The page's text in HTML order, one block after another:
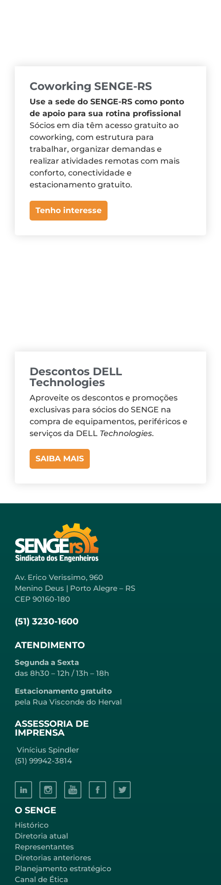
Coworking SENGE-RS
Use a sede do SENGE-RS como ponto
de apoio para sua rotina profissional
Sócios em dia têm acesso gratuito ao
coworking, com estrutura para
trabalhar, organizar demandas e
realizar atividades remotas com mais
conforto, conectividade e
estacionamento gratuito.
Tenho interesse
Descontos DELL
Technologies
Aproveite os descontos e promoções
exclusivas para sócios do SENGE na
compra de equipamentos, periféricos e
serviços da DELL Technologies.
SAIBA MAIS
O SENGE
Histórico
Diretoria atual
Representantes
Diretorias anteriores
Planejamento estratégico
Canal de Ética
Av. Erico Verissimo, 960
Menino Deus | Porto Alegre – RS
CEP 90160-180
(51) 3230-1600
ATENDIMENTO
Segunda a Sexta
das 8h30 – 12h / 13h – 18h
Estacionamento gratuito
pela Rua Visconde do Herval
ASSESSORIA DE
IMPRENSA
Vinícius Spindler
(51) 99942-3814